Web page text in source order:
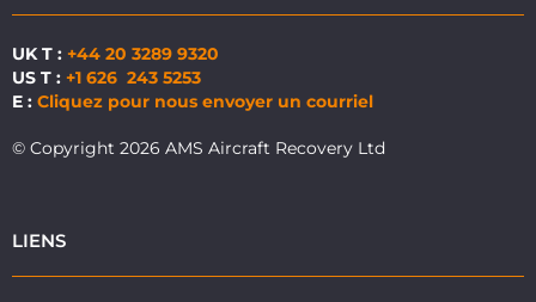
UK T : +44 20 3289 9320
US T : +1 626 243 5253
E : Cliquez pour nous envoyer un courriel
© Copyright 2026 AMS Aircraft Recovery Ltd
LIENS